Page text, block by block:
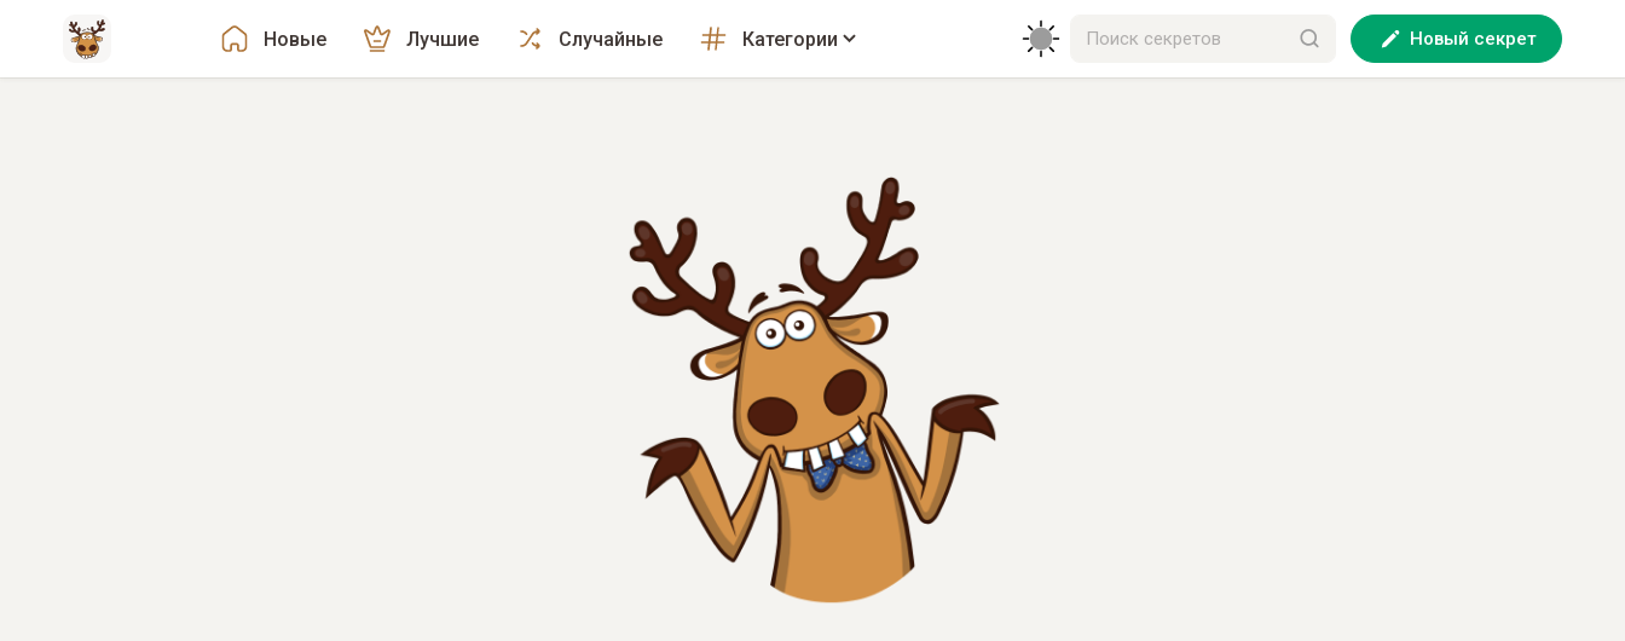
Новые Лучшие Случайные Категории Новый секрет